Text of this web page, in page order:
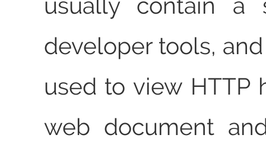
usually contain a
developer tools,
used to view HTTP
web document